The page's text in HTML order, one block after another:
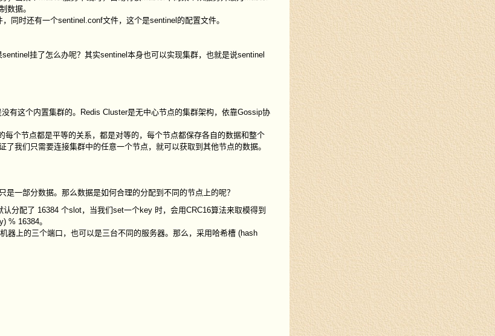
数据。
同时还有一个sentinel.conf文件，这个是sentinel的配置文件。
挂了怎么办呢？其实sentinel本身也可以实现集群，也就是说sentinel
有这个内置集群的。Redis Cluster是无中心节点的集群架构，依靠Gossip协
个节点都是平等的关系，都是对等的，每个节点都保存各自的数据和整个
我们只需要连接集群中的任意一个节点，就可以获取到其他节点的数据。
一部分数据。那么数据是如何合理的分配到不同的节点上的呢？
分配了 16384 个slot，当我们set一个key 时，会用CRC16算法来取模得到
% 16384。
器上的三个端口，也可以是三台不同的服务器。那么，采用 哈希槽 (hash